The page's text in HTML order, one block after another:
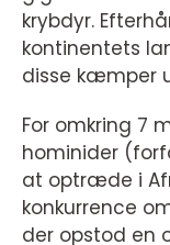
krybdyr.
kontinentets
disse kæmper
For omkring 7
hominider
at optræde i
konkurrence
der opstod en